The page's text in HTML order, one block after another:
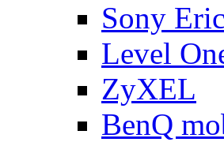
Sony
Level
ZyXEL
BenQ